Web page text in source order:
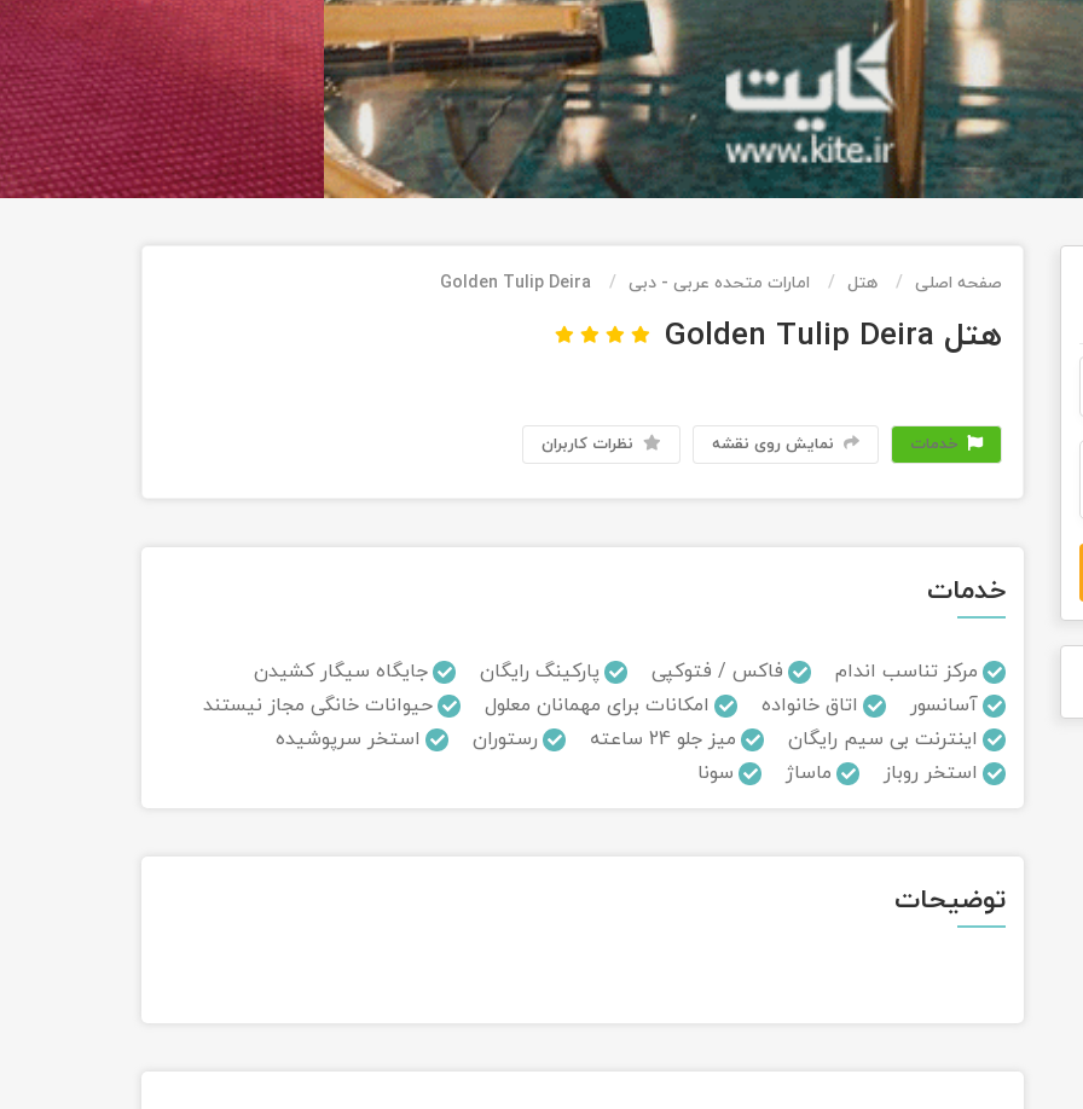
صفحه اصلی هتل امارات متحده عربی - دبی Golden Tulip Deira
هتل Golden Tulip Deira
خدمات نمایش روی نقشه نظرات کاربران
خدمات
مرکز تناسب اندام فاکس / فتوکپی پارکینگ رایگان
جایگاه سیگار کشیدن
آسانسور
اتاق خانواده امکانات برای مهمانان معلول
حیوانات خانگی مجاز نیستند
اینترنت بی سیم رایگان
میز جلو 24 ساعته رستوران
استخر سرپوشیده
استخر روباز
ماساژ سونا
توضیحات